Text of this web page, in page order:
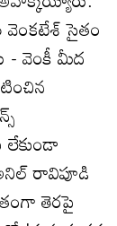
వెంకటేశ్‌ సైతం
- వెంకీ మీద
రావిపూడి
తెరపై